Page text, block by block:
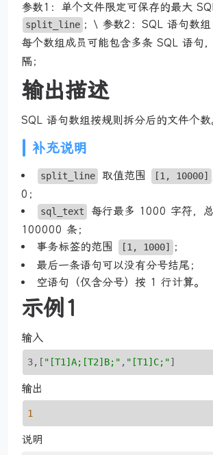
参数1：单个文件限定可保存的最大
split_line ；\ 参数2：SQL 语句数组
每个数组成员可能包含多条 SQL 语句
隔；
输出描述
SQL 语句数组按规则拆分后的文件个数
补充说明
split_line 取值范围 [1, 10000]
0；
sql_text
每行最多 1000 字符，
100000 条；
事务标签的范围
[1, 1000]
；
最后一条语句可以没有分号结尾；
空语句（仅含分号）按 1 行计算。
示例1
输入
3, [ "[T1]A;[T2]B;" , "[T1]C;"]
输出
1
说明